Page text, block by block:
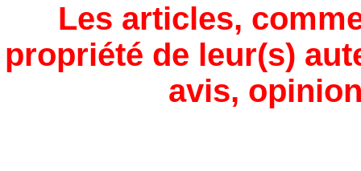
Les articles,
propriété de leur(s)
avis,